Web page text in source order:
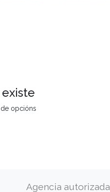
opcións
Agencia autorizada